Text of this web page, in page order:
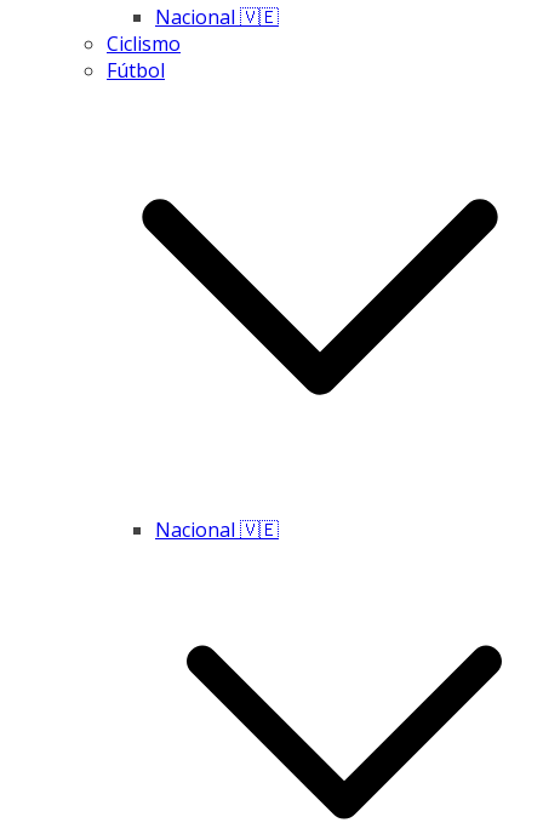
Nacional 🇻🇪
Ciclismo
Fútbol
Nacional 🇻🇪